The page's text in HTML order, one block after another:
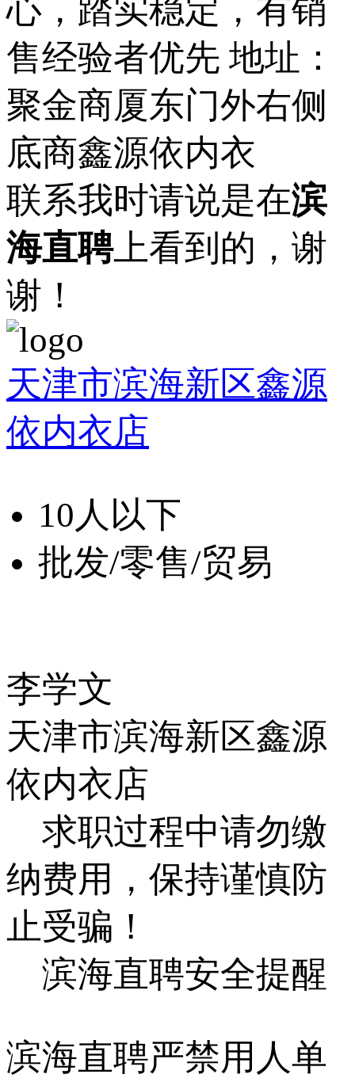
心，踏实稳定，有销
售经验者优先 地址：
聚金商厦东门外右侧
底商鑫源依内衣
联系我时请说是在滨
海直聘上看到的，谢
谢！
天津市滨海新区鑫源
依内衣店
10人以下
批发/零售/贸易
李学文
天津市滨海新区鑫源
依内衣店
求职过程中请勿缴
纳费用，保持谨慎防
止受骗！
滨海直聘安全提醒
滨海直聘严禁用人单